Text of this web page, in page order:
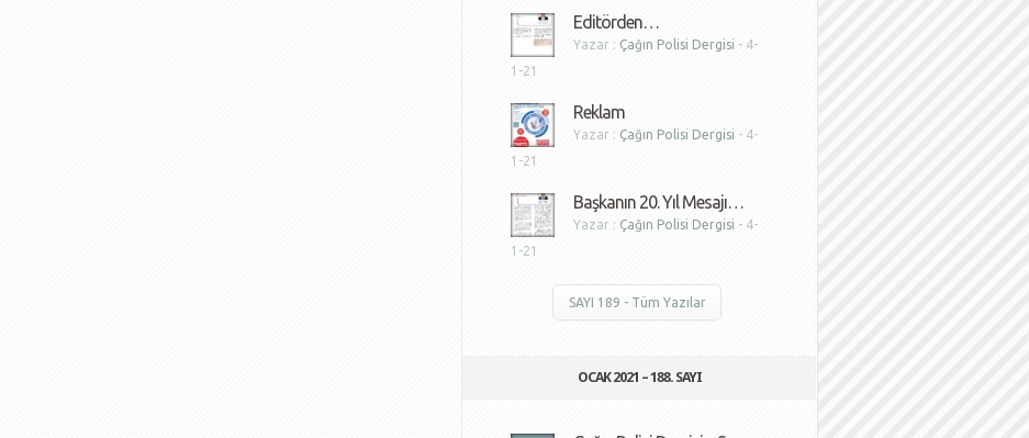
Editörden…
Yazar : Çağın Polisi Dergisi - 4-
1-21
Reklam
Yazar : Çağın Polisi Dergisi - 4-
1-21
Başkanın 20. Yıl Mesajı…
Yazar : Çağın Polisi Dergisi - 4-
1-21
SAYI 189 - Tüm Yazılar
OCAK 2021 – 188. SAYI